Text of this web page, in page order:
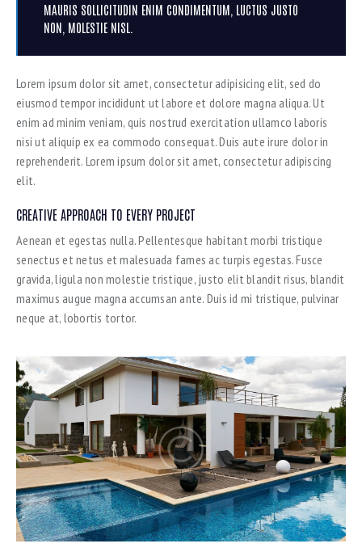
MAURIS SOLLICITUDIN ENIM CONDIMENTUM, LUCTUS JUSTO
NON, MOLESTIE NISL.
Lorem ipsum dolor sit amet, consectetur adipisicing elit, sed do
eiusmod tempor incididunt ut labore et dolore magna aliqua. Ut
enim ad minim veniam, quis nostrud exercitation ullamco laboris
nisi ut aliquip ex ea commodo consequat. Duis aute irure dolor in
reprehenderit. Lorem ipsum dolor sit amet, consectetur adipiscing
elit.
CREATIVE APPROACH TO EVERY PROJECT
Aenean et egestas nulla. Pellentesque habitant morbi tristique
senectus et netus et malesuada fames ac turpis egestas. Fusce
gravida, ligula non molestie tristique, justo elit blandit risus, blandit
maximus augue magna accumsan ante. Duis id mi tristique, pulvinar
neque at, lobortis tortor.